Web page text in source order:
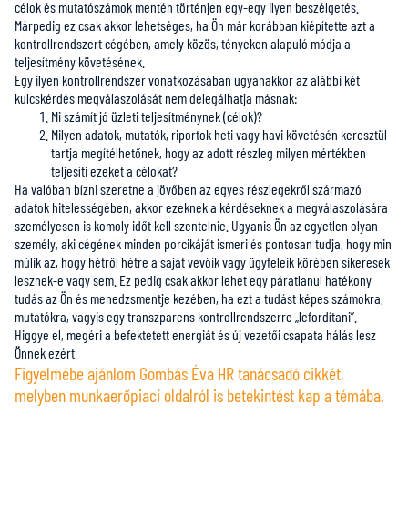
célok és mutatószámok mentén történjen egy-egy ilyen beszélgetés.
Márpedig ez csak akkor lehetséges, ha Ön már korábban kiépítette azt a
kontrollrendszert cégében, amely közös, tényeken alapuló módja a
teljesítmény követésének.
Egy ilyen kontrollrendszer vonatkozásában ugyanakkor az alábbi két
kulcskérdés megválaszolását nem delegálhatja másnak:
Mi számít jó üzleti teljesítménynek (célok)?
Milyen adatok, mutatók, riportok heti vagy havi követésén keresztül
tartja megítélhetőnek, hogy az adott részleg milyen mértékben
teljesíti ezeket a célokat?
Ha valóban bízni szeretne a jövőben az egyes részlegekről származó
adatok hitelességében, akkor ezeknek a kérdéseknek a megválaszolására
személyesen is komoly időt kell szentelnie. Ugyanis Ön az egyetlen olyan
személy, aki cégének minden porcikáját ismeri és pontosan tudja, hogy min
múlik az, hogy hétről hétre a saját vevőik vagy ügyfeleik körében sikeresek
lesznek-e vagy sem. Ez pedig csak akkor lehet egy páratlanul hatékony
tudás az Ön és menedzsmentje kezében, ha ezt a tudást képes számokra,
mutatókra, vagyis egy transzparens kontrollrendszerre „lefordítani”.
Higgye el, megéri a befektetett energiát és új vezetői csapata hálás lesz
Önnek ezért.
Figyelmébe ajánlom Gombás Éva HR tanácsadó cikkét,
melyben munkaerőpiaci oldalról is betekintést kap a témába.